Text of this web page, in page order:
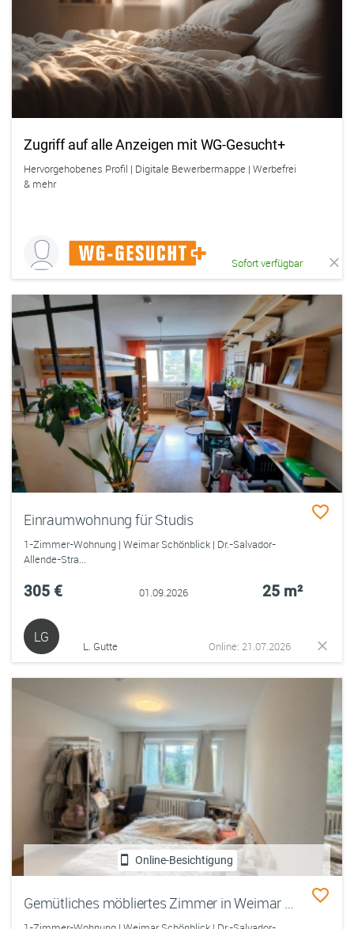
Zugriff auf alle Anzeigen mit WG-Gesucht+
Hervorgehobenes Profil | Digitale Bewerbermappe | Werbefrei
& mehr
Sofort verfügbar
Einraumwohnung für Studis
1-Zimmer-Wohnung | Weimar Schönblick | Dr.-Salvador-
Allende-Stra...
305 € 01.09.2026 25 m²
LG
L. Gutte Online: 21.07.2026
Online-Besichtigung
Gemütliches möbliertes Zimmer in Weimar – Zwischenmiete